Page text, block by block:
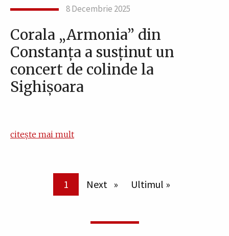
8 Decembrie 2025
Corala „Armonia” din
Constanța a susținut un
concert de colinde la
Sighișoara
citește mai mult
Pagina curentă
1 Pagina următoare
Next Ultima pagină
Ultimul »